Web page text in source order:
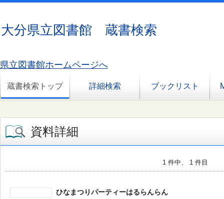
大分県立図書館 蔵書検索
県立図書館ホームページへ
蔵書検索トップ 詳細検索 ブックリスト
資料詳細
1 件中、 1 件目
ひなまつりパーティーはるらんらん